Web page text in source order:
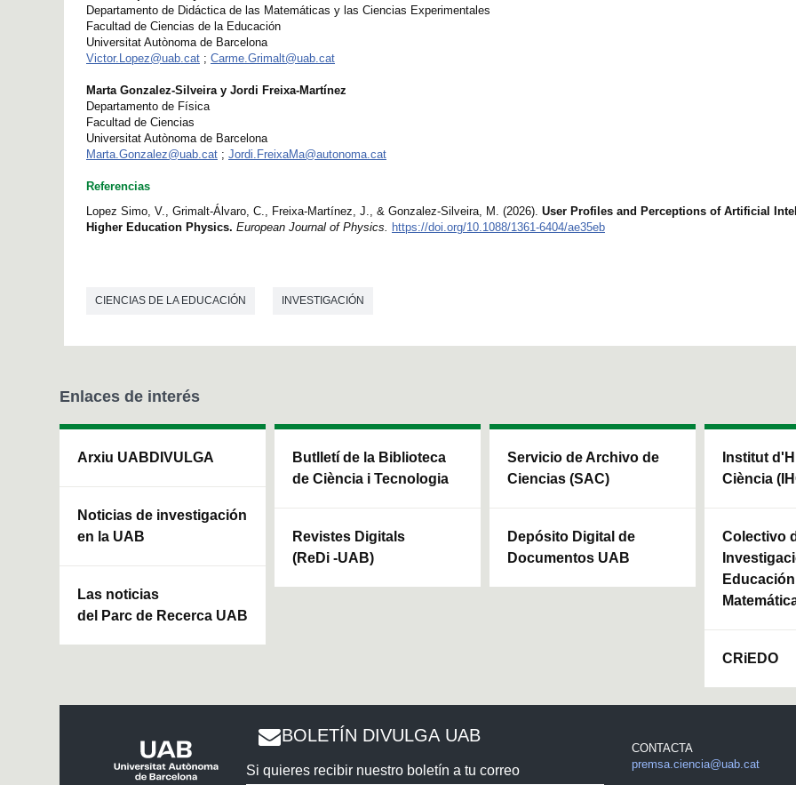
Departamento de Didáctica de las Matemáticas y las Ciencias Experimentales
Facultad de Ciencias de la Educación
Universitat Autònoma de Barcelona
Victor.Lopez@uab.cat ; Carme.Grimalt@uab.cat
Marta Gonzalez-Silveira y Jordi Freixa-Martínez
Departamento de Física
Facultad de Ciencias
Universitat Autònoma de Barcelona
Marta.Gonzalez@uab.cat ; Jordi.FreixaMa@autonoma.cat
Referencias
Lopez Simo, V., Grimalt-Álvaro, C., Freixa-Martínez, J., & Gonzalez-Silveira, M. (2026). User Profiles and Perceptions of Artificial
Higher Education Physics. European Journal of Physics. https://doi.org/10.1088/1361-6404/ae35eb
CIENCIAS DE LA EDUCACIÓN INVESTIGACIÓN
Enlaces de interés
Arxiu UABDIVULGA
Noticias de investigación
en la UAB
Las noticias
del Parc de Recerca UAB
Butlletí de la Biblioteca
de Ciència i Tecnologia
Revistes Digitals
(ReDi -UAB)
Servicio de Archivo de
Ciencias (SAC)
Depósito Digital de
Documentos UAB
Institut
Ciència
Colectivo
CRiEDO
BOLETÍN DIVULGA UAB
Si quieres recibir nuestro boletín a tu correo
CONTACTA
premsa.ciencia@uab.cat